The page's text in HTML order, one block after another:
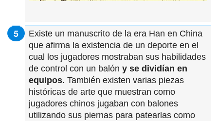
Existe un manuscrito de la era Han en China
que afirma la existencia de un deporte en el
cual los jugadores mostraban sus habilidades
de control con un balón y se dividían en
equipos. También existen varias piezas
históricas de arte que muestran como
jugadores chinos jugaban con balones
utilizando sus piernas para patearlas como